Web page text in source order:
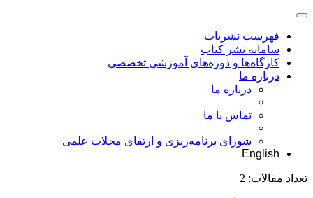
فهرست نشریات
سامانه نشر کتاب
کارگاه‌ها و دوره‌های آموزشی تخصصی
درباره ما
درباره ما
تماس با ما
شورای برنامه‌ریزی و ارتقای مجلات علمی
English
تعداد مقالات: 2